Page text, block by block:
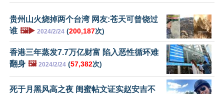
贵州山火烧掉两个台湾 网友:苍天可曾饶过
谁 🖼️▶️ 2024/2/24 (200,187次)
香港三年蒸发7.7万亿财富 陷入恶性循环难
翻身 🖼️ 2024/2/24 (57,382次)
死于月黑风高之夜 闺蜜帖文证实赵安吉不